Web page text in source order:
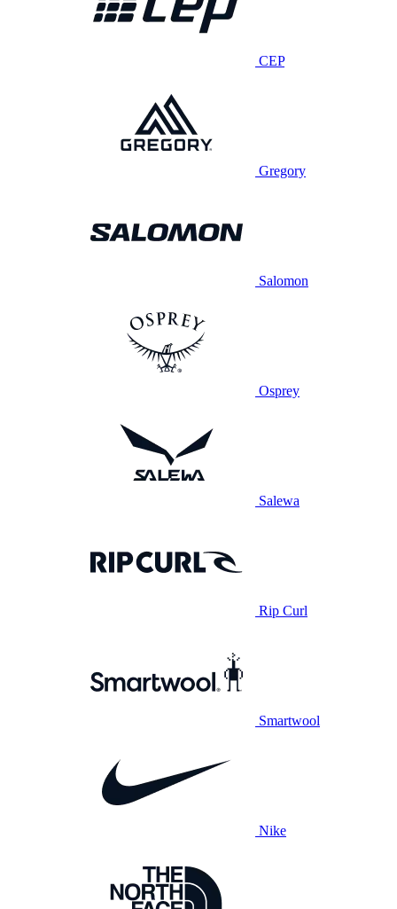
CEP
Gregory
Salomon
Osprey
Salewa
Rip Curl
Smartwool
Nike